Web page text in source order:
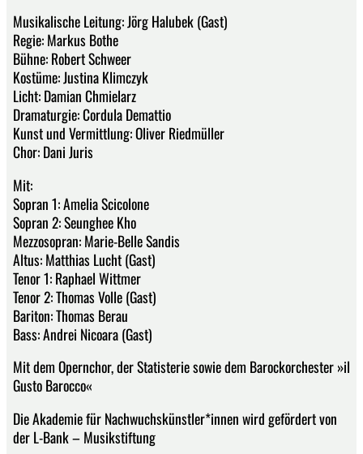
Musikalische Leitung: Jörg Halubek (Gast)
Regie: Markus Bothe
Bühne: Robert Schweer
Kostüme: Justina Klimczyk
Licht: Damian Chmielarz
Dramaturgie: Cordula Demattio
Kunst und Vermittlung: Oliver Riedmüller
Chor: Dani Juris
Mit:
Sopran 1: Amelia Scicolone
Sopran 2: Seunghee Kho
Mezzosopran: Marie-Belle Sandis
Altus: Matthias Lucht (Gast)
Tenor 1: Raphael Wittmer
Tenor 2: Thomas Volle (Gast)
Bariton: Thomas Berau
Bass: Andrei Nicoara (Gast)
Mit dem Opernchor, der Statisterie sowie dem Barockorchester »il
Gusto Barocco«
Die Akademie für Nachwuchskünstler*innen wird gefördert von
der L-Bank – Musikstiftung